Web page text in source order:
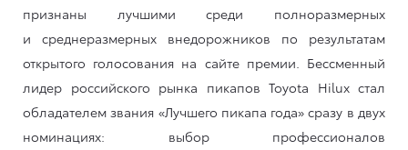
признаны лучшими среди полноразмерных
и среднеразмерных внедорожников по результатам
открытого голосования на сайте премии. Бессменный
лидер российского рынка пикапов Toyota Hilux стал
обладателем звания «Лучшего пикапа года» сразу в двух
номинациях: выбор профессионалов